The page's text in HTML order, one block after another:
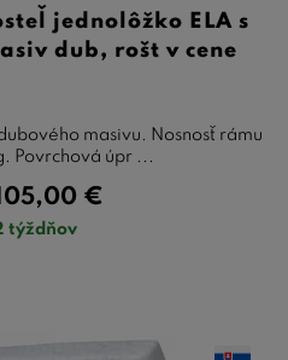
jednolôžko ELA s
dub, rošt v cene
masivu. Nosnosť rámu
Povrchová úpr ...
€
týždňov